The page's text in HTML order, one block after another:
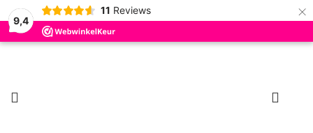
9,4
11 Reviews ×
Begin met typen om producten te zien die u zoekt.